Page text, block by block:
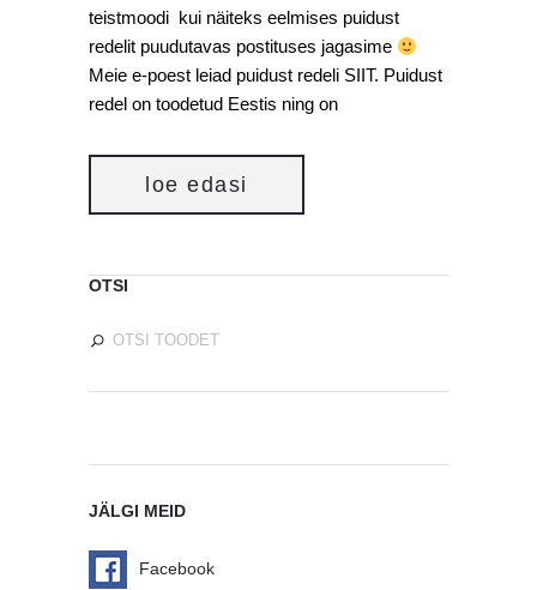
teistmoodi kui näiteks eelmises puidust
redelit puudutavas postituses jagasime
Meie e-poest leiad puidust redeli SIIT. Puidust
redel on toodetud Eestis ning on
loe edasi
OTSI
JÄLGI MEID
Facebook